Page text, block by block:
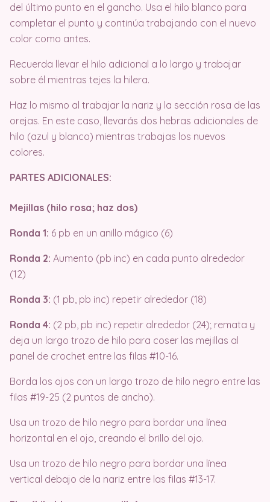
del último punto en el gancho. Usa el hilo blanco para
completar el punto y continúa trabajando con el nuevo
color como antes.
Recuerda llevar el hilo adicional a lo largo y trabajar
sobre él mientras tejes la hilera.
Haz lo mismo al trabajar la nariz y la sección rosa de las
orejas. En este caso, llevarás dos hebras adicionales de
hilo (azul y blanco) mientras trabajas los nuevos
colores.
PARTES ADICIONALES:
Mejillas (hilo rosa; haz dos)
Ronda 1: 6 pb en un anillo mágico (6)
Ronda 2: Aumento (pb inc) en cada punto alrededor
(12)
Ronda 3: (1 pb, pb inc) repetir alrededor (18)
Ronda 4: (2 pb, pb inc) repetir alrededor (24); remata y
deja un largo trozo de hilo para coser las mejillas al
panel de crochet entre las filas #10-16.
Borda los ojos con un largo trozo de hilo negro entre las
filas #19-25 (2 puntos de ancho).
Usa un trozo de hilo negro para bordar una línea
horizontal en el ojo, creando el brillo del ojo.
Usa un trozo de hilo negro para bordar una línea
vertical debajo de la nariz entre las filas #13-17.